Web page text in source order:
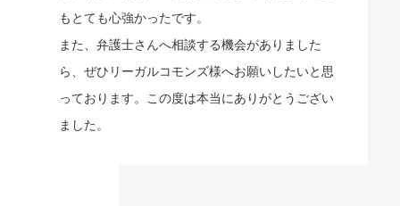
もとても心強かったです。
また、弁護士さんへ相談する機会がありました
ら、ぜひリーガルコモンズ様へお願いしたいと思
っております。この度は本当にありがとうござい
ました。